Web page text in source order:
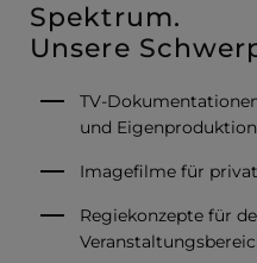
Spektrum.
Unsere
TV-
und
Imagefilme für
Regiekonzepte für